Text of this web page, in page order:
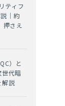
ティフ
｜約
押さえ
）と
代暗
解説